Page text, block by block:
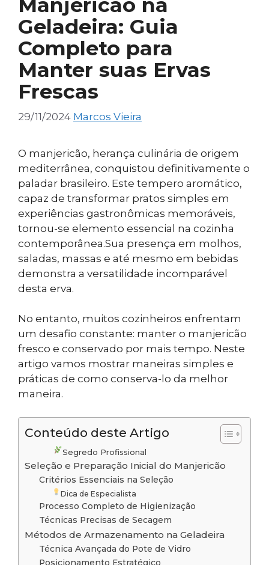
Geladeira: Guia
Completo para
Manter suas Ervas
Frescas
29/11/2024 Marcos Vieira
O manjericão, herança culinária de origem
mediterrânea, conquistou definitivamente o
paladar brasileiro. Este tempero aromático,
capaz de transformar pratos simples em
experiências gastronômicas memoráveis,
tornou-se elemento essencial na cozinha
contemporânea.Sua presença em molhos,
saladas, massas e até mesmo em bebidas
demonstra a versatilidade incomparável
desta erva.
No entanto, muitos cozinheiros enfrentam
um desafio constante: manter o manjericão
fresco e conservado por mais tempo. Neste
artigo vamos mostrar maneiras simples e
práticas de como conserva-lo da melhor
maneira.
Conteúdo deste Artigo
Segredo Profissional
Seleção e Preparação Inicial do Manjericão
Critérios Essenciais na Seleção
Dica de Especialista
Processo Completo de Higienização
Técnicas Precisas de Secagem
Métodos de Armazenamento na Geladeira
Técnica Avançada do Pote de Vidro
Posicionamento Estratégico